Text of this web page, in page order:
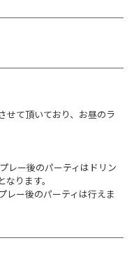
せて頂いており、お昼のラ
レー後のパーティはドリン
ります。
レー後のパーティは行えま